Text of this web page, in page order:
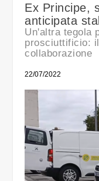
Ex Principe,
anticipata
Un'altra tegola
prosciuttificio:
collaborazione
22/07/2022